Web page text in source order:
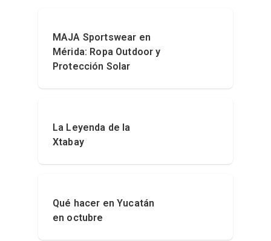
MAJA Sportswear en
Mérida: Ropa Outdoor y
Protección Solar
La Leyenda de la
Xtabay
Qué hacer en Yucatán
en octubre